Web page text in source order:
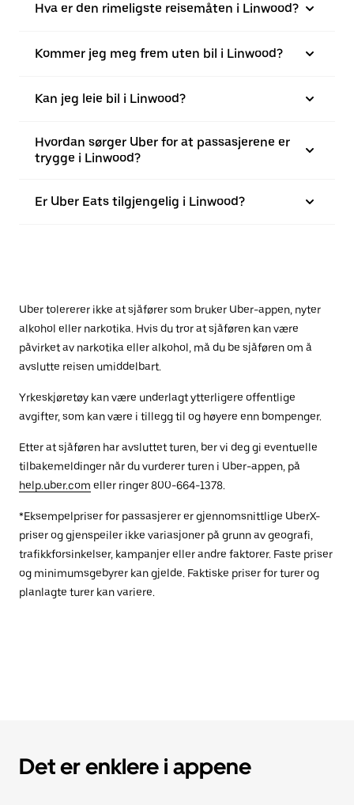
Hva er den rimeligste reisemåten i Linwood?
Kommer jeg meg frem uten bil i Linwood?
Kan jeg leie bil i Linwood?
Hvordan sørger Uber for at passasjerene er
trygge i Linwood?
Er Uber Eats tilgjengelig i Linwood?
Uber tolererer ikke at sjåfører som bruker Uber-appen, nyter
alkohol eller narkotika. Hvis du tror at sjåføren kan være
påvirket av narkotika eller alkohol, må du be sjåføren om å
avslutte reisen umiddelbart.
Yrkeskjøretøy kan være underlagt ytterligere offentlige
avgifter, som kan være i tillegg til og høyere enn bompenger.
Etter at sjåføren har avsluttet turen, ber vi deg gi eventuelle
tilbakemeldinger når du vurderer turen i Uber-appen, på
help.uber.com eller ringer 800-664-1378.
*Eksempelpriser for passasjerer er gjennomsnittlige UberX-
priser og gjenspeiler ikke variasjoner på grunn av geografi,
trafikkforsinkelser, kampanjer eller andre faktorer. Faste priser
og minimumsgebyrer kan gjelde. Faktiske priser for turer og
planlagte turer kan variere.
Det er enklere i appene